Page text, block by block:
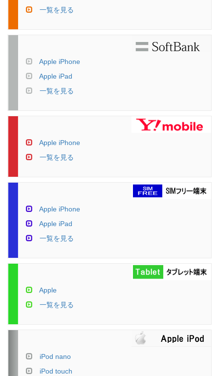
一覧を見る
Apple iPhone
Apple iPad
一覧を見る
Apple iPhone
一覧を見る
Apple iPhone
Apple iPad
一覧を見る
Apple
一覧を見る
iPod nano
iPod touch